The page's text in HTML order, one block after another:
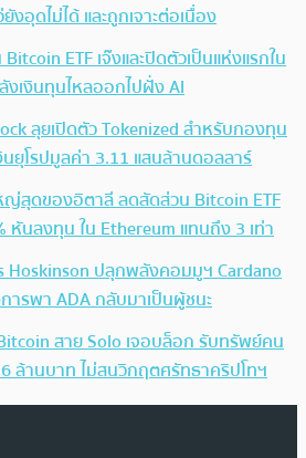
งอุดไม่ได้ และถูกเจาะต่อเนื่อง
ETF เจ๊งและปิดตัวเป็นแห่งแรกใน
งเงินทุนไหลออกไปฝั่ง AI
ลุยเปิดตัว Tokenized สำหรับกองทุน
ยุโรปมูลค่า 3.11 แสนล้านดอลลาร์
ญ่สุดของอิตาลี ลดสัดส่วน Bitcoin ETF
หันลงทุน ใน Ethereum แทนถึง 3 เท่า
Hoskinson ปลุกพลังคอมมูฯ Cardano
ารพา ADA กลับมาเป็นผู้ชนะ
สาย Solo เจอบล็อก รับทรัพย์คน
ล้านบาท ไม่สนวิกฤตศรัทธาคริปโทฯ